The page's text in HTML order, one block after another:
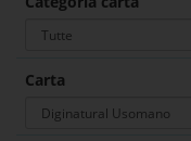
Carta